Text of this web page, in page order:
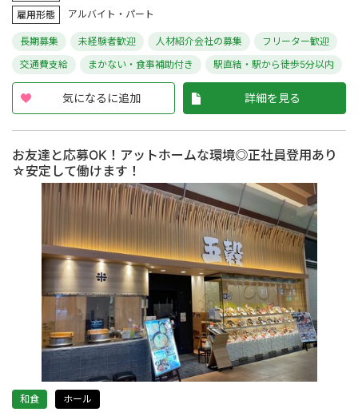
雇用形態
アルバイト・パート
長期募集 未経験者歓迎 人材紹介会社の募集
フリーター歓迎
交通費支給
まかない・食事補助付き 駅直結・駅から徒歩5分以内
気になるに追加 詳細を見る
お友達と応募OK！アットホームな環境◎正社員登用あり
☆安定して働けます！
和食 ホール